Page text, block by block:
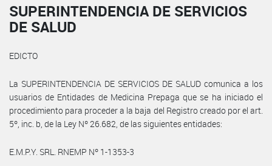
SUPERINTENDENCIA DE SERVICIOS
DE SALUD
EDICTO
La SUPERINTENDENCIA DE SERVICIOS DE SALUD comunica a los
usuarios de Entidades de Medicina Prepaga que se ha iniciado el
procedimiento para proceder a la baja del Registro creado por el art.
5º, inc. b, de la Ley Nº 26.682, de las siguientes entidades:
E.M.P.Y. SRL. RNEMP Nº 1-1353-3